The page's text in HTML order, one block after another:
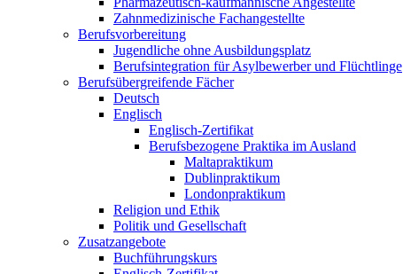
Zahnmedizinische Fachangestellte
Berufsvorbereitung
Jugendliche ohne Ausbildungsplatz
Berufsintegration für Asylbewerber und Flüchtlinge
Berufsübergreifende Fächer
Deutsch
Englisch
Englisch-Zertifikat
Berufsbezogene Praktika im Ausland
Maltapraktikum
Dublinpraktikum
Londonpraktikum
Religion und Ethik
Politik und Gesellschaft
Zusatzangebote
Buchführungskurs